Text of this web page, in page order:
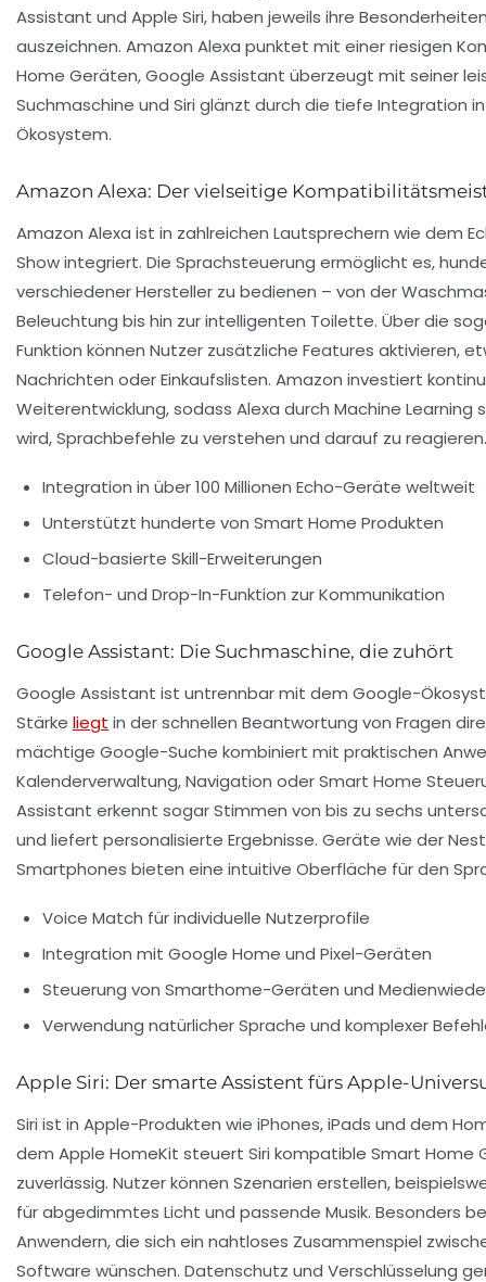
Assistant und Apple Siri, haben jeweils ihre
auszeichnen. Amazon Alexa punktet mit einer riesigen
Home Geräten, Google Assistant überzeugt mit seiner
Suchmaschine und Siri glänzt durch die tiefe Integration
Ökosystem.
Amazon Alexa: Der vielseitige
Amazon Alexa ist in zahlreichen Lautsprechern wie dem
Show integriert. Die Sprachsteuerung ermöglicht es,
verschiedener Hersteller zu bedienen – von der
Beleuchtung bis hin zur intelligenten Toilette. Über die
Funktion können Nutzer zusätzliche Features aktivieren,
Nachrichten oder Einkaufslisten. Amazon investiert
Weiterentwicklung, sodass Alexa durch Machine Learning
wird, Sprachbefehle zu verstehen und darauf zu reagieren.
Integration in über 100 Millionen Echo-Geräte weltweit
Unterstützt hunderte von Smart Home Produkten
Cloud-basierte Skill-Erweiterungen
Telefon- und Drop-In-Funktion zur Kommunikation
Google Assistant: Die Suchmaschine, die zuhört
Google Assistant ist untrennbar mit dem Google-
Stärke liegt in der schnellen Beantwortung von Fragen
mächtige Google-Suche kombiniert mit praktischen
Kalenderverwaltung, Navigation oder Smart Home
Assistant erkennt sogar Stimmen von bis zu sechs
und liefert personalisierte Ergebnisse. Geräte wie der
Smartphones bieten eine intuitive Oberfläche für den
Voice Match für individuelle Nutzerprofile
Integration mit Google Home und Pixel-Geräten
Steuerung von Smarthome-Geräten und
Verwendung natürlicher Sprache und komplexer
Apple Siri: Der smarte Assistent fürs Apple-
Siri ist in Apple-Produkten wie iPhones, iPads und dem
dem Apple HomeKit steuert Siri kompatible Smart Home
zuverlässig. Nutzer können Szenarien erstellen,
für abgedimmtes Licht und passende Musik. Besonders
Anwendern, die sich ein nahtloses Zusammenspiel
Software wünschen. Datenschutz und Verschlüsselung